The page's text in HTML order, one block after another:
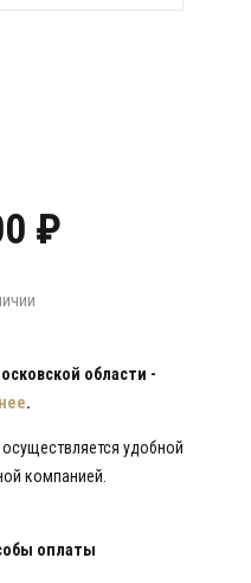
₽
области -
.
удобной
компанией.
оплаты